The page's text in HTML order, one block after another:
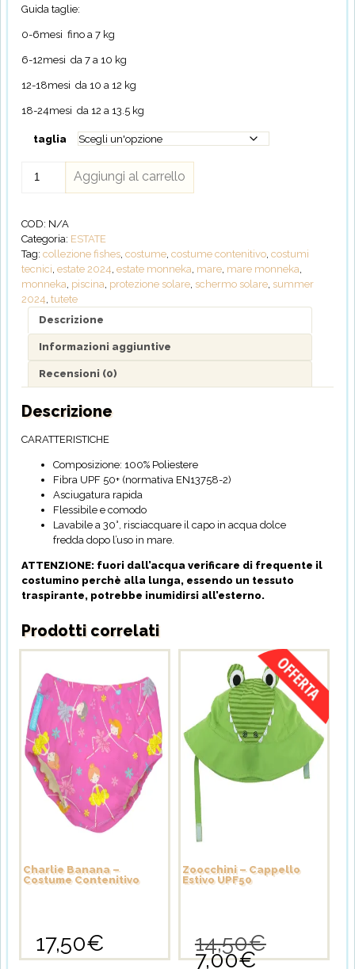
Guida taglie:
0-6mesi fino a 7 kg
6-12mesi da 7 a 10 kg
12-18mesi da 10 a 12 kg
18-24mesi da 12 a 13.5 kg
taglia
Contenitivo Aggiungi al carrello
COD: N/A
Categoria: ESTATE
Tag: collezione fishes costume costume contenitivo costumi
tecnici estate 2024 estate monneka mare mare monneka
monneka piscina protezione solare schermo solare summer
2024 tutete
Descrizione
Informazioni aggiuntive
Recensioni (0)
Descrizione
CARATTERISTICHE
Composizione: 100% Poliestere
Fibra UPF 50+ (normativa EN13758-2)
Asciugatura rapida
Flessibile e comodo
Lavabile a 30°, risciacquare il capo in acqua dolce
fredda dopo l’uso in mare.
ATTENZIONE: fuori dall’acqua verificare di frequente il
costumino perchè alla lunga, essendo un tessuto
traspirante, potrebbe inumidirsi all’esterno.
Prodotti correlati
Charlie Banana –
Costume Contenitivo
17,50€
Questo
Zoocchini – Cappello
Estivo UPF50
14,50€Il
prezzo
7,00€Il
Questo